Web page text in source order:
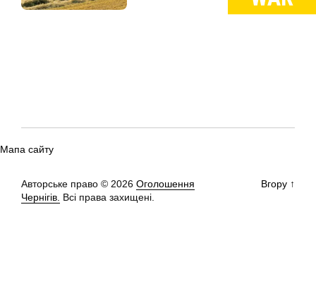
Мапа сайту
Авторське право © 2026 Оголошення
Чернігів. Всі права захищені.
Вгору ↑